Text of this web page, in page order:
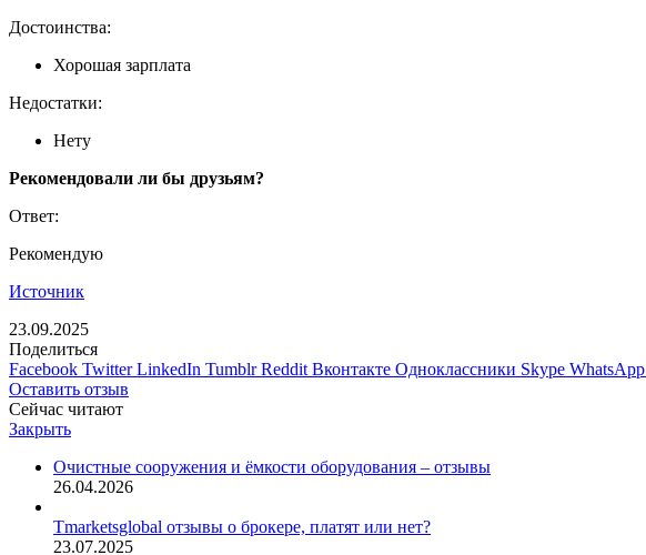
Достоинства:
Хорошая зарплата
Недостатки:
Нету
Рекомендовали ли бы друзьям?
Ответ:
Рекомендую
Источник
23.09.2025
Поделиться
Facebook Twitter LinkedIn Tumblr Reddit Вконтакте Одноклассники Skype WhatsApp
Оставить отзыв
Сейчас читают
Закрыть
Очистные сооружения и ёмкости оборудования – отзывы
26.04.2026
Tmarketsglobal отзывы о брокере, платят или нет?
23.07.2025